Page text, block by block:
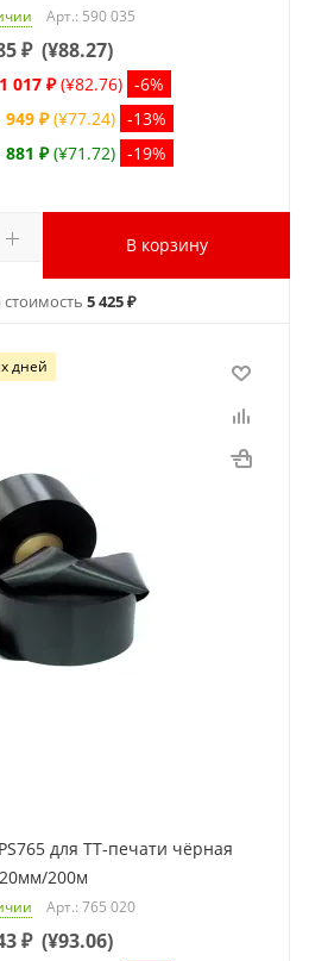
Арт.: 590 035
₽ (¥88.27)
1 017 ₽ (¥82.76) -6%
949 ₽ (¥77.24) -13%
881 ₽ (¥71.72) -19%
В корзину
5 425 ₽
дней
для ТТ-печати чёрная
20мм/200м
Арт.: 765 020
₽ (¥93.06)